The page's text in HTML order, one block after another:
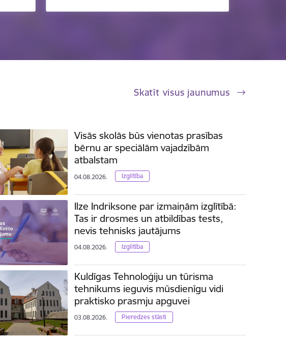
Skatīt visus jaunumus
Visās skolās būs vienotas prasības
bērnu ar speciālām vajadzībām
atbalstam
04.08.2026. Izglītība
Ilze Indriksone par izmaiņām izglītībā:
Tas ir drosmes un atbildības tests,
nevis tehnisks jautājums
04.08.2026. Izglītība
Kuldīgas Tehnoloģiju un tūrisma
tehnikums ieguvis mūsdienīgu vidi
praktisko prasmju apguvei
03.08.2026. Pieredzes stāsti